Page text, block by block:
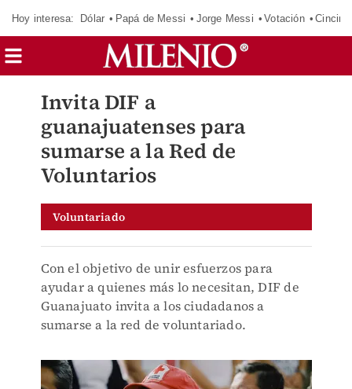
Hoy interesa: Dólar Papá de Messi Jorge Messi Votación
Invita DIF a
guanajuatenses para
sumarse a la Red de
Voluntarios
Voluntariado
Con el objetivo de unir esfuerzos para
ayudar a quienes más lo necesitan, DIF de
Guanajuato invita a los ciudadanos a
sumarse a la red de voluntariado.